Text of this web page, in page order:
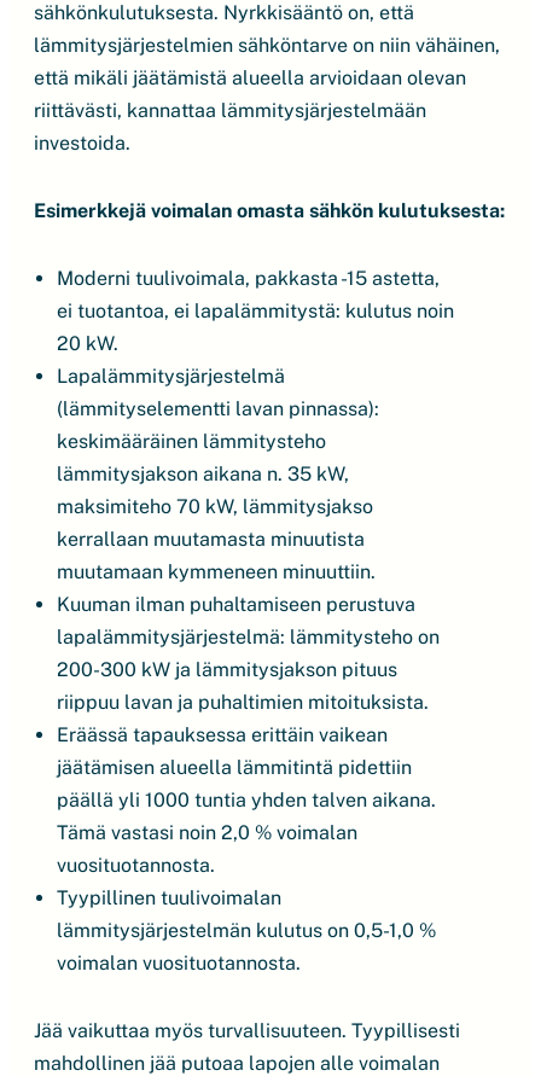
sähkönkulutuksesta. Nyrkkisääntö on, että
lämmitysjärjestelmien sähköntarve on niin vähäinen,
että mikäli jäätämistä alueella arvioidaan olevan
riittävästi, kannattaa lämmitysjärjestelmään
investoida.
Esimerkkejä voimalan omasta sähkön kulutuksesta:
Moderni tuulivoimala, pakkasta -15 astetta,
ei tuotantoa, ei lapalämmitystä: kulutus noin
20 kW.
Lapalämmitysjärjestelmä
(lämmityselementti lavan pinnassa):
keskimääräinen lämmitysteho
lämmitysjakson aikana n. 35 kW,
maksimiteho 70 kW, lämmitysjakso
kerrallaan muutamasta minuutista
muutamaan kymmeneen minuuttiin.
Kuuman ilman puhaltamiseen perustuva
lapalämmitysjärjestelmä: lämmitysteho on
200-300 kW ja lämmitysjakson pituus
riippuu lavan ja puhaltimien mitoituksista.
Eräässä tapauksessa erittäin vaikean
jäätämisen alueella lämmitintä pidettiin
päällä yli 1000 tuntia yhden talven aikana.
Tämä vastasi noin 2,0 % voimalan
vuosituotannosta.
Tyypillinen tuulivoimalan
lämmitysjärjestelmän kulutus on 0,5-1,0 %
voimalan vuosituotannosta.
Jää vaikuttaa myös turvallisuuteen. Tyypillisesti
mahdollinen jää putoaa lapojen alle voimalan